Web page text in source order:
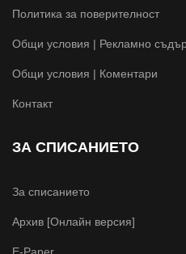
Политика за поверителност
Общи условия | Рекламно
Общи условия | Коментари
Контакт
ЗА СПИСАНИЕТО
За списанието
Архив [Онлайн версия]